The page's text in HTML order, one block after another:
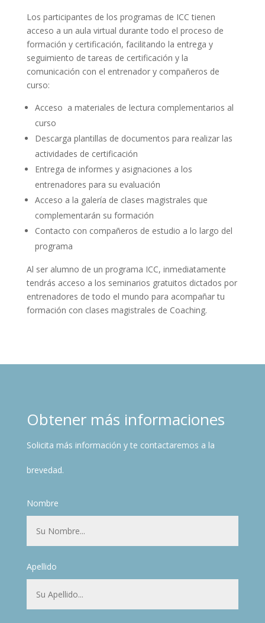
Los participantes de los programas de ICC tienen
acceso a un aula virtual durante todo el proceso de
formación y certificación, facilitando la entrega y
seguimiento de tareas de certificación y la
comunicación con el entrenador y compañeros de
curso:
Acceso a materiales de lectura complementarios al
curso
Descarga plantillas de documentos para realizar las
actividades de certificación
Entrega de informes y asignaciones a los
entrenadores para su evaluación
Acceso a la galería de clases magistrales que
complementarán su formación
Contacto con compañeros de estudio a lo largo del
programa
Al ser alumno de un programa ICC, inmediatamente
tendrás acceso a los seminarios gratuitos dictados por
entrenadores de todo el mundo para acompañar tu
formación con clases magistrales de Coaching.
Obtener más informaciones
Solicita más información y te contactaremos a la
brevedad.
Nombre
Apellido